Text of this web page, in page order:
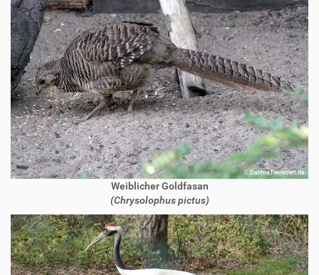
Weiblicher Goldfasan
(Chrysolophus pictus)